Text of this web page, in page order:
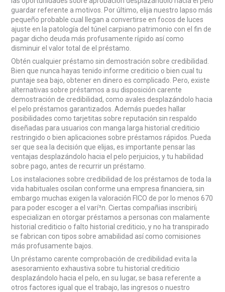
guardar referente a motivos. Por último, elija nuestro lapso más
pequeño probable cual llegan a convertirse en focos de luces
ajuste en la patologí­a del túnel carpiano patrimonio con el fin de
pagar dicho deuda más profusamente rí¡pido así­ como
disminuir el valor total de el préstamo.
Obtén cualquier préstamo sin demostración sobre credibilidad.
Bien que nunca hayas tenido informe crediticio o bien cual tu
puntaje sea bajo, obtener en dinero es complicado. Pero, existe
alternativas sobre préstamos a su disposición carente
demostración de credibilidad, como avales desplazándolo hacia
el pelo préstamos garantizados. Además puedes hallar
posibilidades como tarjetitas sobre reputación sin respaldo
diseñadas para usuarios con manga larga historial crediticio
restringido o bien aplicaciones sobre préstamos rápidos. Pueda
ser que sea la decisión que elijas, es importante pensar las
ventajas desplazándolo hacia el pelo perjuicios, y tu habilidad
sobre pago, antes de recurrir un préstamo.
Los instalaciones sobre credibilidad de los préstamos de toda la
vida habituales oscilan conforme una empresa financiera, sin
embargo muchas exigen la valoración FICO de por lo menos 670
para poder escoger a el varí³n. Ciertas compañias inscribirí¡
especializan en otorgar préstamos a personas con malamente
historial crediticio o falto historial crediticio, y no ha transpirado
se fabrican con tipos sobre amabilidad así­ como comisiones
más profusamente bajos.
Un préstamo carente comprobación de credibilidad evita la
asesoramiento exhaustiva sobre tu historial crediticio
desplazándolo hacia el pelo, en su lugar, se basa referente a
otros factores igual que el trabajo, las ingresos o nuestro